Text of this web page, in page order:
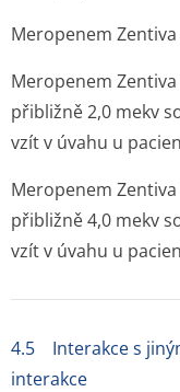
Meropenem
Meropenem
přibližně 2,0 mekv
vzít v úvahu u
Meropenem
přibližně 4,0 mekv
vzít v úvahu u
4.5 Interakce s
interakce